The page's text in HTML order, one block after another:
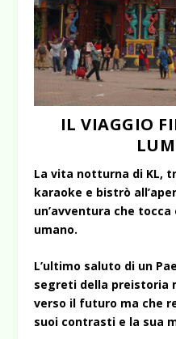
IL VIAGGIO
La vita notturna di KL,
karaoke e bistrò
un’avventura che tocca
umano.
L’ultimo saluto di un
segreti della preistoria
verso il futuro ma che
suoi contrasti e la sua